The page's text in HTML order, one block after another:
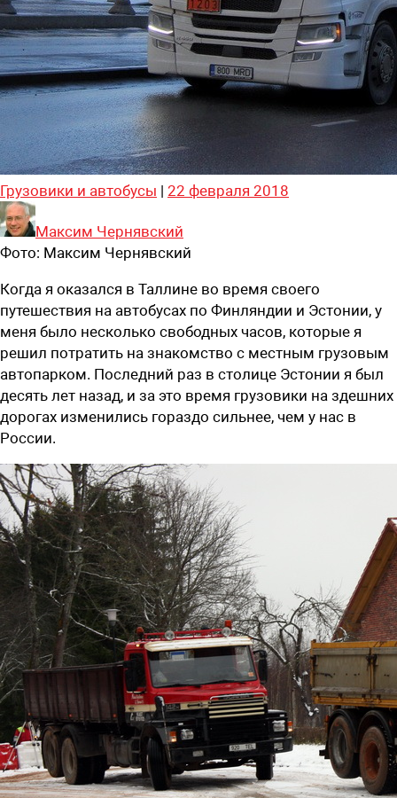
Грузовики и автобусы | 22 февраля 2018
Максим Чернявский
Фото: Максим Чернявский
Когда я оказался в Таллине во время своего
путешествия на автобусах по Финляндии и Эстонии, у
меня было несколько свободных часов, которые я
решил потратить на знакомство с местным грузовым
автопарком. Последний раз в столице Эстонии я был
десять лет назад, и за это время грузовики на здешних
дорогах изменились гораздо сильнее, чем у нас в
России.